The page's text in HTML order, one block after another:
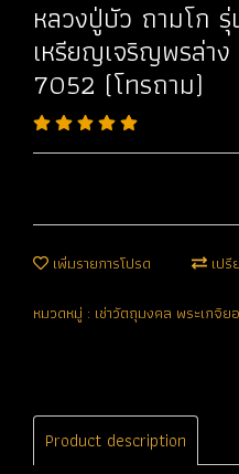
หลวงปู่บัว ถามโก
เหรียญเจริญพรล่าง
7052 (โทรถาม)
เพิ่มรายการโปรด เป
หมวดหมู่ : เช่าวัตถุมงคล พระเกจิ
Product description